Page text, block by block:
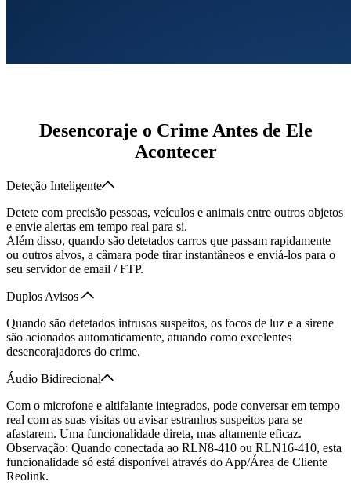
Desencoraje o Crime Antes de Ele
Acontecer
Deteção Inteligente
Detete com precisão pessoas, veículos e animais entre outros objetos
e envie alertas em tempo real para si.
Além disso, quando são detetados carros que passam rapidamente
ou outros alvos, a câmara pode tirar instantâneos e enviá-los para o
seu servidor de email / FTP.
Duplos Avisos
Quando são detetados intrusos suspeitos, os focos de luz e a sirene
são acionados automaticamente, atuando como excelentes
desencorajadores do crime.
Áudio Bidirecional
Com o microfone e altifalante integrados, pode conversar em tempo
real com as suas visitas ou avisar estranhos suspeitos para se
afastarem. Uma funcionalidade direta, mas altamente eficaz.
Observação: Quando conectada ao RLN8-410 ou RLN16-410, esta
funcionalidade só está disponível através do App/Área de Cliente
Reolink.